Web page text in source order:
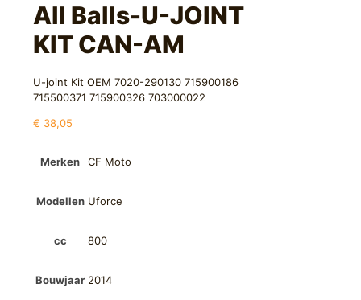
All Balls-U-JOINT
KIT CAN-AM
U-joint Kit OEM 7020-290130 715900186
715500371 715900326 703000022
€ 38,05
Merken CF Moto
Modellen Uforce
cc 800
Bouwjaar 2014